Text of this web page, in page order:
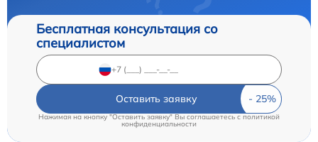
Бесплатная консультация со
специалистом
Оставить заявку
Нажимая на кнопку "Оставить заявку" Вы соглашаетесь cполитикой
конфиденциальности